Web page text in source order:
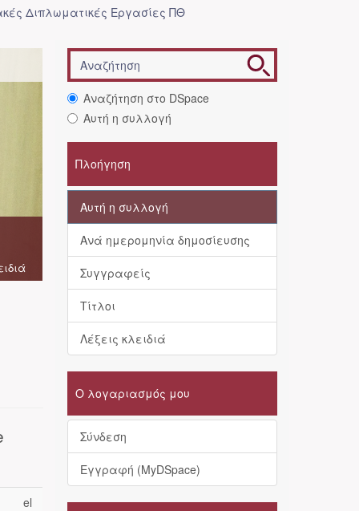
Διπλωματικές Εργασίες ΠΘ
el
Αναζήτηση στο DSpace
Αυτή η συλλογή
Πλοήγηση
Αυτή η συλλογή
Ανά ημερομηνία δημοσίευσης
Συγγραφείς
Τίτλοι
Λέξεις κλειδιά
Ο λογαριασμός μου
Σύνδεση
Εγγραφή (MyDSpace)